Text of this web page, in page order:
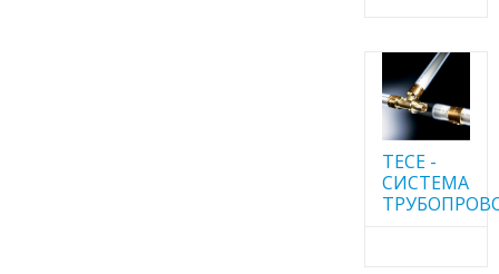
TECE -
CИСТЕМА